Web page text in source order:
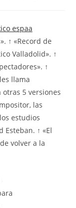
↑ «Record de
Valladolid». ↑
↑
llama
otras 5 versiones
las
estudios
Esteban. ↑ «El
volver a la